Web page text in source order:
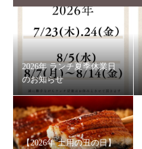
2026年 ランチ夏季休業日
のお知らせ
【2026年 土用の丑の日】